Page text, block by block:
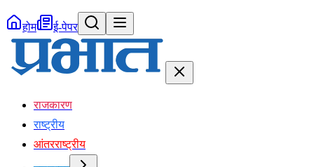
होम ई-पेपर
राजकारण
राष्ट्रीय
आंतरराष्ट्रीय